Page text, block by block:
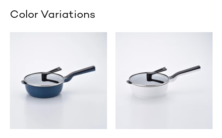
Color Variations